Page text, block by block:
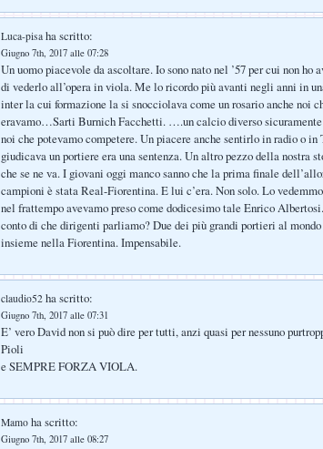
Luca-pisa ha scritto:
Giugno 7th, 2017 alle 07:28
Un uomo piacevole da ascoltare. Io sono nato nel ’57 per cui non ho
di vederlo all’opera in viola. Me lo ricordo più avanti negli anni in
inter la cui formazione la si snocciolava come un rosario anche noi
eravamo…Sarti Burnich Facchetti. ….un calcio diverso
noi che potevamo competere. Un piacere anche sentirlo in radio o in
giudicava un portiere era una sentenza. Un altro pezzo della nostra
che se ne va. I giovani oggi manco sanno che la prima finale
campioni è stata Real-Fiorentina. E lui c’era. Non solo. Lo
nel frattempo avevamo preso come dodicesimo tale Enrico
conto di che dirigenti parliamo? Due dei più grandi portieri al
insieme nella Fiorentina. Impensabile.
claudio52 ha scritto:
Giugno 7th, 2017 alle 07:31
E’ vero David non si può dire per tutti, anzi quasi per nessuno
Pioli
e SEMPRE FORZA VIOLA.
Mamo ha scritto:
Giugno 7th, 2017 alle 08:27